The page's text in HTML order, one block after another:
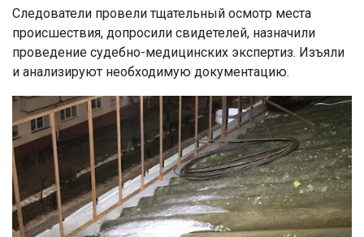
Следователи провели тщательный осмотр места
происшествия, допросили свидетелей, назначили
проведение судебно-медицинских экспертиз. Изъяли
и анализируют необходимую документацию.